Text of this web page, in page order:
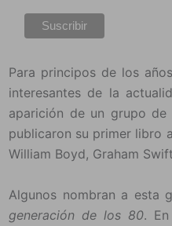
Para principos de los
interesantes de la
aparición de un grupo de
publicaron su primer libro
William Boyd, Graham
Algunos nombran a esta
generación de los 80.